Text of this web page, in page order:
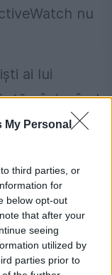
My Personal
third parties, or
for
below opt-out
that after your
seeing
utilized by
parties prior to
nu
ai lui
când
grave
amenințări
cu care